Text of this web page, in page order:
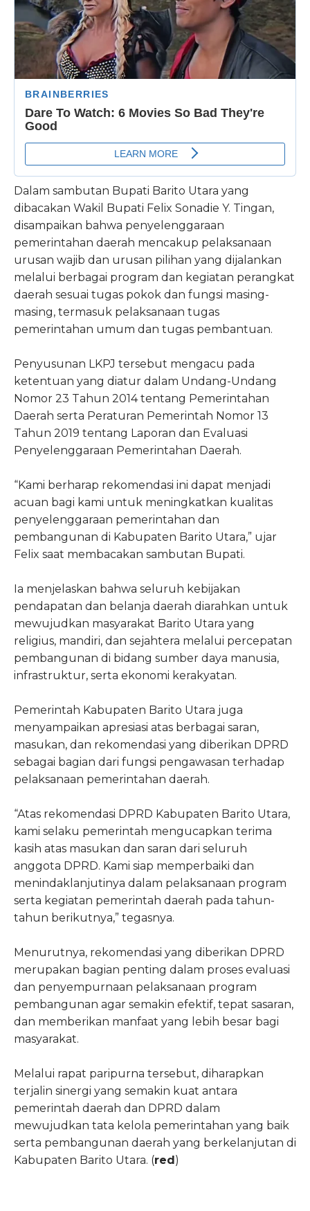
Dalam sambutan Bupati Barito Utara yang
dibacakan Wakil Bupati Felix Sonadie Y. Tingan,
disampaikan bahwa penyelenggaraan
pemerintahan daerah mencakup pelaksanaan
urusan wajib dan urusan pilihan yang dijalankan
melalui berbagai program dan kegiatan perangkat
daerah sesuai tugas pokok dan fungsi masing-
masing, termasuk pelaksanaan tugas
pemerintahan umum dan tugas pembantuan.
Penyusunan LKPJ tersebut mengacu pada
ketentuan yang diatur dalam Undang-Undang
Nomor 23 Tahun 2014 tentang Pemerintahan
Daerah serta Peraturan Pemerintah Nomor 13
Tahun 2019 tentang Laporan dan Evaluasi
Penyelenggaraan Pemerintahan Daerah.
“Kami berharap rekomendasi ini dapat menjadi
acuan bagi kami untuk meningkatkan kualitas
penyelenggaraan pemerintahan dan
pembangunan di Kabupaten Barito Utara,” ujar
Felix saat membacakan sambutan Bupati.
Ia menjelaskan bahwa seluruh kebijakan
pendapatan dan belanja daerah diarahkan untuk
mewujudkan masyarakat Barito Utara yang
religius, mandiri, dan sejahtera melalui percepatan
pembangunan di bidang sumber daya manusia,
infrastruktur, serta ekonomi kerakyatan.
Pemerintah Kabupaten Barito Utara juga
menyampaikan apresiasi atas berbagai saran,
masukan, dan rekomendasi yang diberikan DPRD
sebagai bagian dari fungsi pengawasan terhadap
pelaksanaan pemerintahan daerah.
“Atas rekomendasi DPRD Kabupaten Barito Utara,
kami selaku pemerintah mengucapkan terima
kasih atas masukan dan saran dari seluruh
anggota DPRD. Kami siap memperbaiki dan
menindaklanjutinya dalam pelaksanaan program
serta kegiatan pemerintah daerah pada tahun-
tahun berikutnya,” tegasnya.
Menurutnya, rekomendasi yang diberikan DPRD
merupakan bagian penting dalam proses evaluasi
dan penyempurnaan pelaksanaan program
pembangunan agar semakin efektif, tepat sasaran,
dan memberikan manfaat yang lebih besar bagi
masyarakat.
Melalui rapat paripurna tersebut, diharapkan
terjalin sinergi yang semakin kuat antara
pemerintah daerah dan DPRD dalam
mewujudkan tata kelola pemerintahan yang baik
serta pembangunan daerah yang berkelanjutan di
Kabupaten Barito Utara. (red)